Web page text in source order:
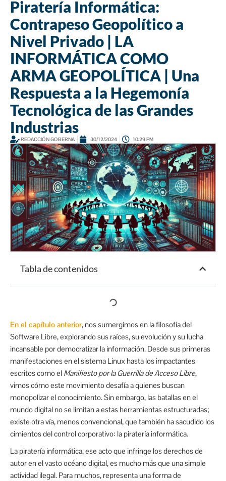
Piratería Informática:
Contrapeso Geopolítico a
Nivel Privado | LA
INFORMÁTICA COMO
ARMA GEOPOLÍTICA | Una
Respuesta a la Hegemonía
Tecnológica de las Grandes
Industrias
REDACCIÓN GOBERNA 30/12/2024 10:29 PM
Tabla de contenidos
En el capítulo anterior, nos sumergimos en la filosofía del
Software Libre, explorando sus raíces, su evolución y su lucha
incansable por democratizar la información. Desde sus primeras
manifestaciones en el sistema Linux hasta los impactantes
escritos como el Manifiesto por la Guerrilla de Acceso Libre,
vimos cómo este movimiento desafía a quienes buscan
monopolizar el conocimiento. Sin embargo, las batallas en el
mundo digital no se limitan a estas herramientas estructuradas;
existe otra vía, menos convencional, que también ha sacudido los
cimientos del control corporativo: la piratería informática.
La piratería informática, ese acto que infringe los derechos de
autor en el vasto océano digital, es mucho más que una simple
actividad ilegal. Para muchos, representa una forma de